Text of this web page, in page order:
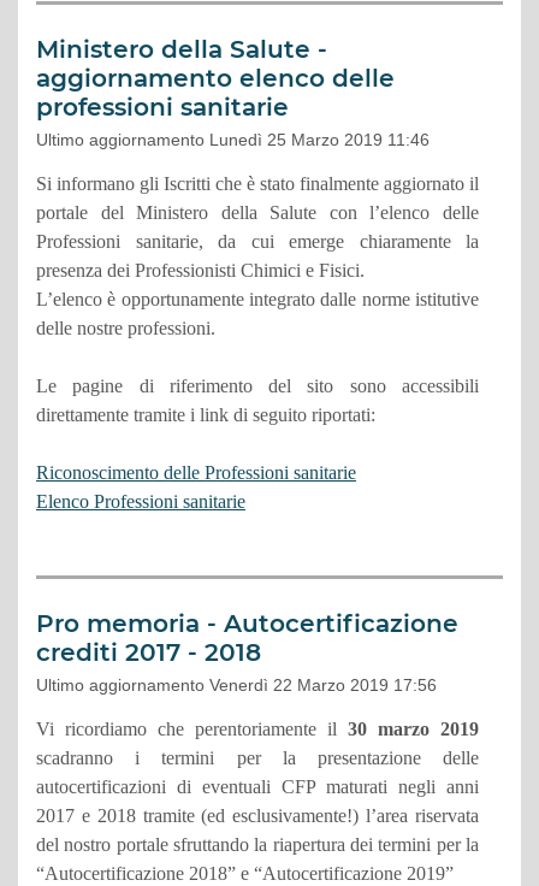
Ministero della Salute -
aggiornamento elenco delle
professioni sanitarie
Ultimo aggiornamento Lunedì 25 Marzo 2019 11:46
Si informano gli Iscritti che è stato finalmente aggiornato il
portale del Ministero della Salute con l’elenco delle
Professioni sanitarie, da cui emerge chiaramente la
presenza dei Professionisti Chimici e Fisici.
L’elenco è opportunamente integrato dalle norme istitutive
delle nostre professioni.
Le pagine di riferimento del sito sono accessibili
direttamente tramite i link di seguito riportati:
Riconoscimento delle Professioni sanitarie
Elenco Professioni sanitarie
Pro memoria - Autocertificazione
crediti 2017 - 2018
Ultimo aggiornamento Venerdì 22 Marzo 2019 17:56
Vi ricordiamo che perentoriamente il 30 marzo 2019
scadranno i termini per la presentazione delle
autocertificazioni di eventuali CFP maturati negli anni
2017 e 2018 tramite (ed esclusivamente!) l’area riservata
del nostro portale sfruttando la riapertura dei termini per la
“Autocertificazione 2018” e “Autocertificazione 2019”